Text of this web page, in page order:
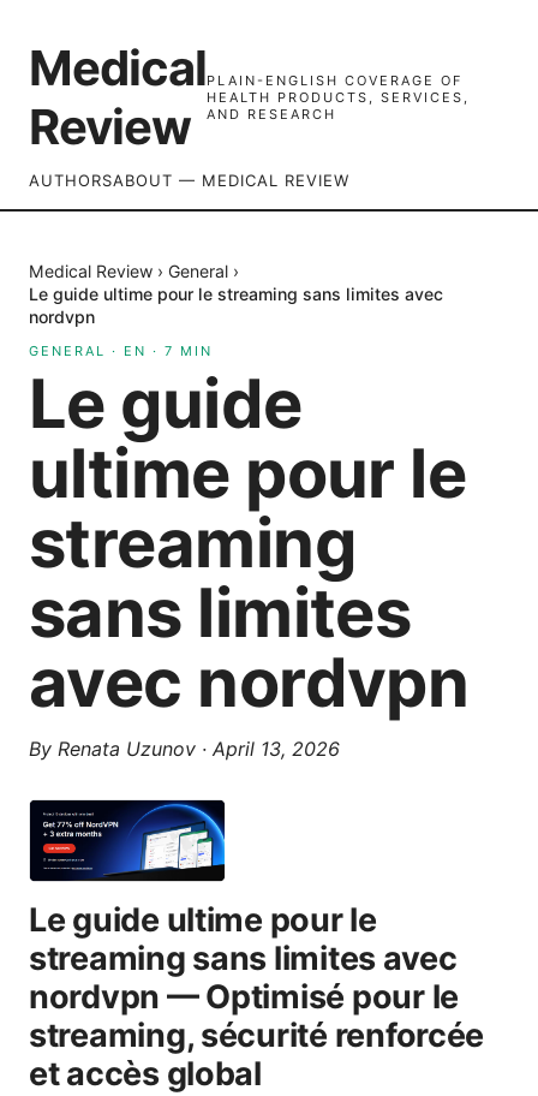
Medical
Review
PLAIN-ENGLISH COVERAGE OF
HEALTH PRODUCTS, SERVICES,
AND RESEARCH
AUTHORSABOUT — MEDICAL REVIEW
Medical Review › General ›
Le guide ultime pour le streaming sans limites avec
nordvpn
GENERAL · EN · 7 MIN
Le guide
ultime pour le
streaming
sans limites
avec nordvpn
By Renata Uzunov · April 13, 2026
Le guide ultime pour le
streaming sans limites avec
nordvpn — Optimisé pour le
streaming, sécurité renforcée
et accès global